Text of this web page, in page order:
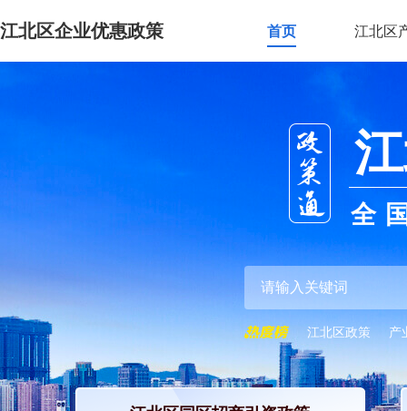
江北区企业优惠政策 首页 江北区
全
江北区政策 产